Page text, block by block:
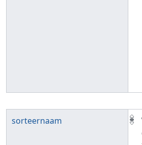
sorteernaam